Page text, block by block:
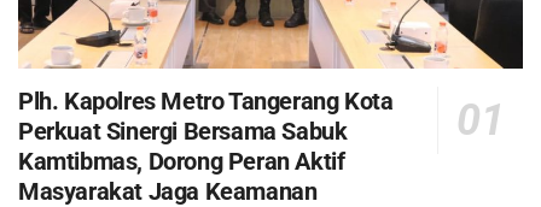
Plh. Kapolres Metro Tangerang Kota
Perkuat Sinergi Bersama Sabuk
Kamtibmas, Dorong Peran Aktif
Masyarakat Jaga Keamanan